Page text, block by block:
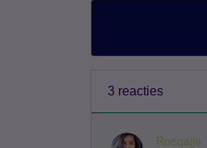
3 reacties
Roeqajja